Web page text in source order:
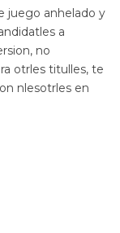
juego anhelado y
a
no
otrles titulles, te
nlesotrles en